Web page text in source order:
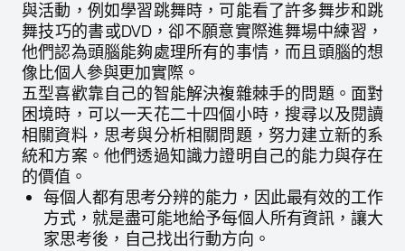
與活動，例如學習跳舞時，可能看了許多舞步和跳
舞技巧的書或DVD，卻不願意實際進舞場中練習，
他們認為頭腦能夠處理所有的事情，而且頭腦的想
像比個人參與更加實際。
五型喜歡靠自己的智能解決複雜棘手的問題。面對
困境時，可以一天花二十四個小時，搜尋以及閱讀
相關資料，思考與分析相關問題，努力建立新的系
統和方案。他們透過知識力證明自己的能力與存在
的價值。
每個人都有思考分辨的能力，因此最有效的工作
方式，就是盡可能地給予每個人所有資訊，讓大
家思考後，自己找出行動方向。